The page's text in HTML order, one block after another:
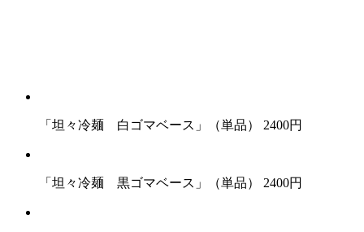
「坦々冷麺 白ゴマベース」（単品） 2400円
「坦々冷麺 黒ゴマベース」（単品） 2400円